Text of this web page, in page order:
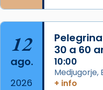
12
ago.
2026
30 a 60
10:00
Medjugorje,
+ info